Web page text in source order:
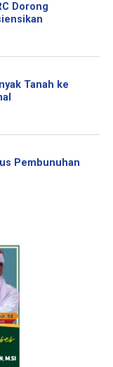
Dorong
Tanah ke
Pembunuhan